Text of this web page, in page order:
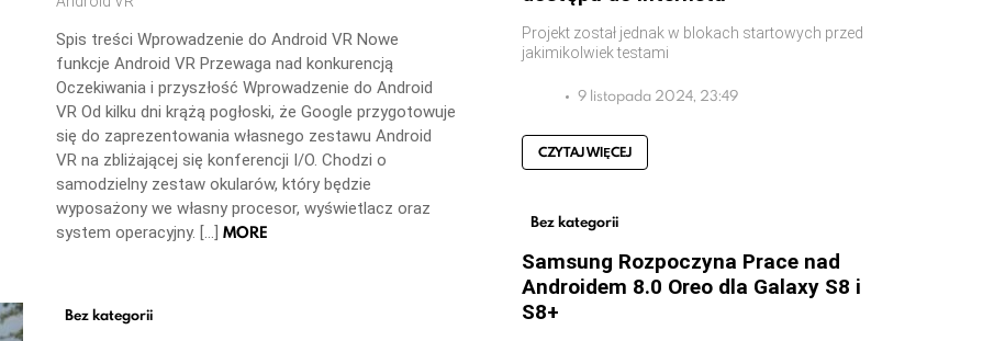
Spis treści Wprowadzenie do Android VR Nowe
funkcje Android VR Przewaga nad konkurencją
Oczekiwania i przyszłość Wprowadzenie do Android
VR Od kilku dni krążą pogłoski, że Google przygotowuje
się do zaprezentowania własnego zestawu Android
VR na zbliżającej się konferencji I/O. Chodzi o
samodzielny zestaw okularów, który będzie
wyposażony we własny procesor, wyświetlacz oraz
system operacyjny. […] MORE
Bez kategorii
Projekt został jednak w blokach startowych przed
jakimikolwiek testami
9 listopada 2024, 23:49
CZYTAJ WIĘCEJ
Bez kategorii
Samsung Rozpoczyna Prace nad
Androidem 8.0 Oreo dla Galaxy S8 i
S8+